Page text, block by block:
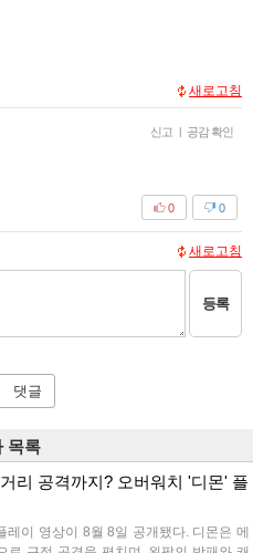
새로고침
신고 | 공감 확인
0
0
새로고침
등록
댓글
목록
리 공격까지? 오버워치 '디몬' 플
레이 영상이 8월 8일 공개됐다. 디몬은 메